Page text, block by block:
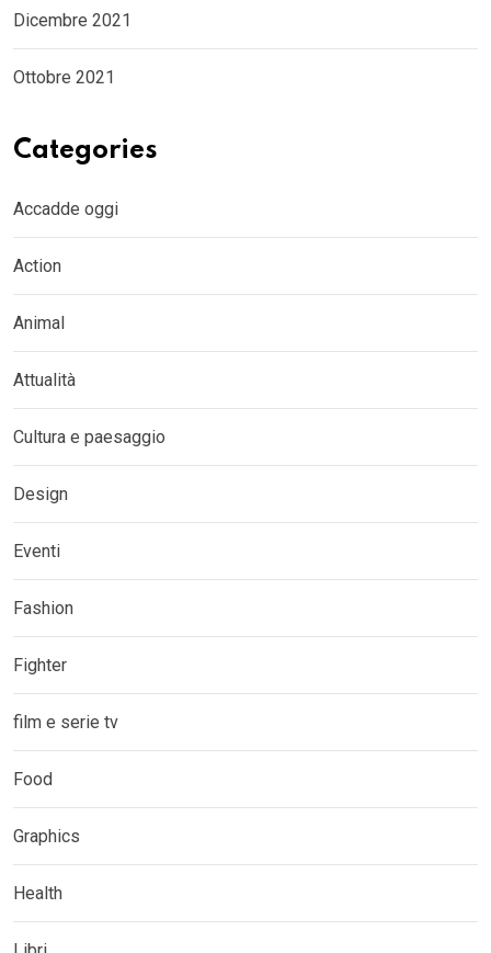
Dicembre 2021
Ottobre 2021
Categories
Accadde oggi
Action
Animal
Attualità
Cultura e paesaggio
Design
Eventi
Fashion
Fighter
film e serie tv
Food
Graphics
Health